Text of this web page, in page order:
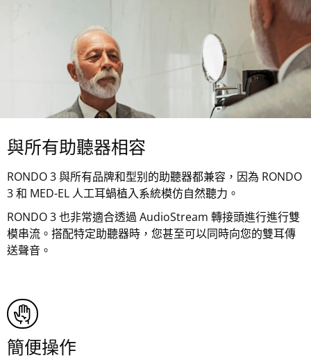
與所有助聽器相容
RONDO 3 與所有品牌和型别的助聽器都兼容，因為 RONDO
3 和 MED-EL 人工耳蝸植入系統模仿自然聽力。
RONDO 3 也非常適合透過 AudioStream 轉接頭進行進行雙
模串流。搭配特定助聽器時，您甚至可以同時向您的雙耳傳
送聲音。
簡便操作